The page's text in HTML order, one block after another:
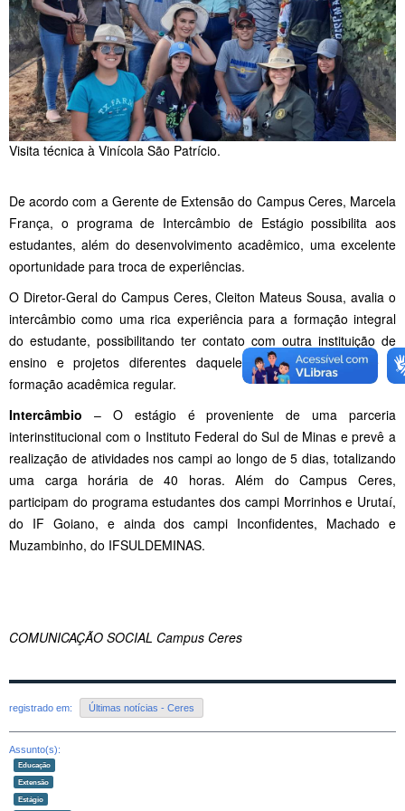
Visita técnica à Vinícola São Patrício.
De acordo com a Gerente de Extensão do Campus Ceres, Marcela
França, o programa de Intercâmbio de Estágio possibilita aos
estudantes, além do desenvolvimento acadêmico, uma excelente
oportunidade para troca de experiências.
O Diretor-Geral do Campus Ceres, Cleiton Mateus Sousa, avalia o
intercâmbio como uma rica experiência para a formação integral
do estudante, possibilitando ter contato com outra instituição de
ensino e projetos diferentes daqueles vivenciados durante a
formação acadêmica regular.
Intercâmbio – O estágio é proveniente de uma parceria
interinstitucional com o Instituto Federal do Sul de Minas e prevê a
realização de atividades nos campi ao longo de 5 dias, totalizando
uma carga horária de 40 horas. Além do Campus Ceres,
participam do programa estudantes dos campi Morrinhos e Urutaí,
do IF Goiano, e ainda dos campi Inconfidentes, Machado e
Muzambinho, do IFSULDEMINAS.
COMUNICAÇÃO SOCIAL Campus Ceres
registrado em: Últimas notícias - Ceres
Assunto(s):
Educação
Extensão
Estágio